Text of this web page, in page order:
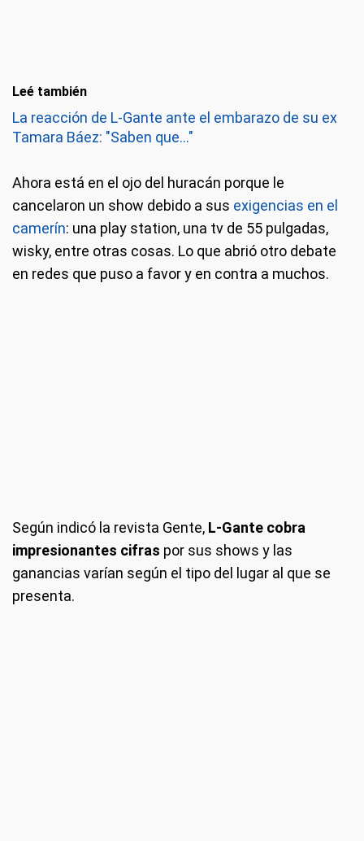
Leé también
La reacción de L-Gante ante el embarazo de su ex
Tamara Báez: "Saben que..."
Ahora está en el ojo del huracán porque le
cancelaron un show debido a sus exigencias en el
camerín: una play station, una tv de 55 pulgadas,
wisky, entre otras cosas. Lo que abrió otro debate
en redes que puso a favor y en contra a muchos.
Según indicó la revista Gente, L-Gante cobra
impresionantes cifras por sus shows y las
ganancias varían según el tipo del lugar al que se
presenta.